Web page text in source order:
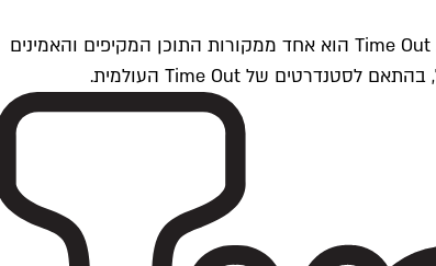
Time Outתל אביב הוא חלק מרשת Time Out Global — רשת מדיה בינלאומית הפועלת ב-360 ערים מרכזיות וב-60 מדינות ברחבי העולם. Time Out הוא אחד ממקורות התוכן המקיפים והאמינים